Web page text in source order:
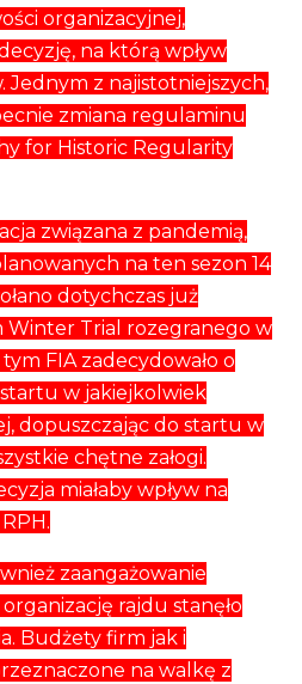
organizacyjnej,
na którą wpływ
Jednym z najistotniejszych,
zmiana regulaminu
for Historic Regularity
związana z pandemią,
na ten sezon 14
dotychczas już
Winter Trial rozegranego w
FIA zadecydowało o
w jakiejkolwiek
dopuszczając do startu w
chętne załogi.
miałaby wpływ na
zaangażowanie
rajdu stanęło
Budżety firm jak i
na walkę z